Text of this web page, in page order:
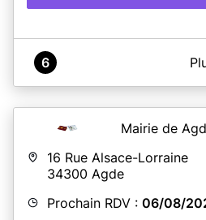
A propos de Mairie Le Crès
différentes demandes de cartes
de passeports.
Ouvert tous les jours du lundi au
de 14h à 17h, nous vous
préalablement attribué via notre
(www.lecres.fr).
6
Mairie de
16 Rue Alsace-Lorraine
34300 Agde
Prochain RDV : 06/08/